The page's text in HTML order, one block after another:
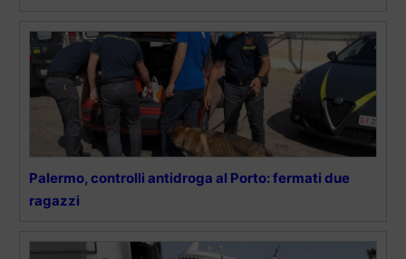
Palermo, controlli antidroga al Porto: fermati due
ragazzi